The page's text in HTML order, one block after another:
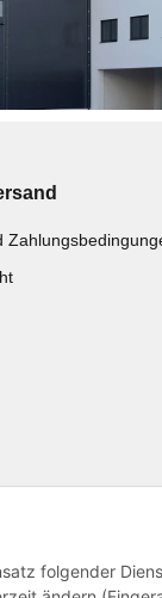
folgender
Schnellbestellung